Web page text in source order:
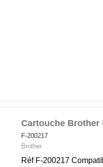
Cartouche Brother
F-200217
Brother
Réf F-200217